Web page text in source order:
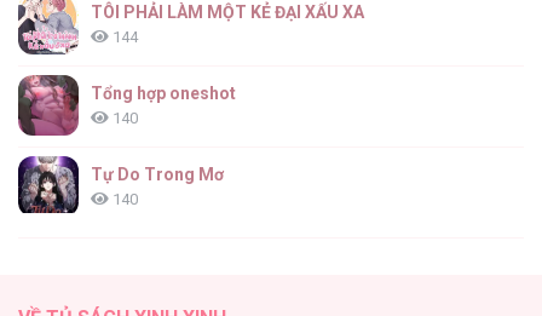
TÔI PHẢI LÀM MỘT KẺ ĐẠI XẤU XA
144
Tổng hợp oneshot
140
Tự Do Trong Mơ
140